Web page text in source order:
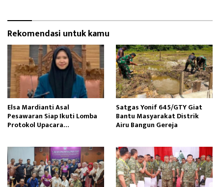
Rekomendasi untuk kamu
Elsa Mardianti Asal
Pesawaran Siap Ikuti Lomba
Protokol Upacara
Satgas Yonif 645/GTY Giat
Bantu Masyarakat Distrik
Airu Bangun Gereja ‎